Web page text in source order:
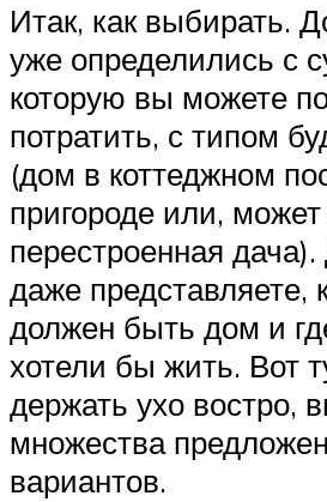
Итак, как выбирать.
уже определились с
которую вы можете
потратить, с типом
(дом в коттеджном
пригороде или,
перестроенная
даже представляете,
должен быть дом и
хотели бы жить. Вот
держать ухо востро,
множества
вариантов.